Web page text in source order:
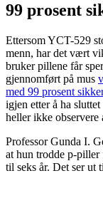
99 prosent
Ettersom YCT-529
menn, har det vært
bruker pillene får
gjennomført på mus
med 99 prosent
igjen etter å ha
heller ikke
Professor Gunda I.
at hun trodde p-
til seks år. Det ser ut